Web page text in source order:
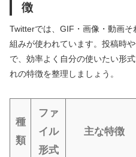
徴
Twitterでは、GIF・画像・動画
組みが使われています。投稿時
で、効率よく自分の使いたい形
れの特徴を整理しましょう。
種
類
ファ
イル
形式
主な特徴